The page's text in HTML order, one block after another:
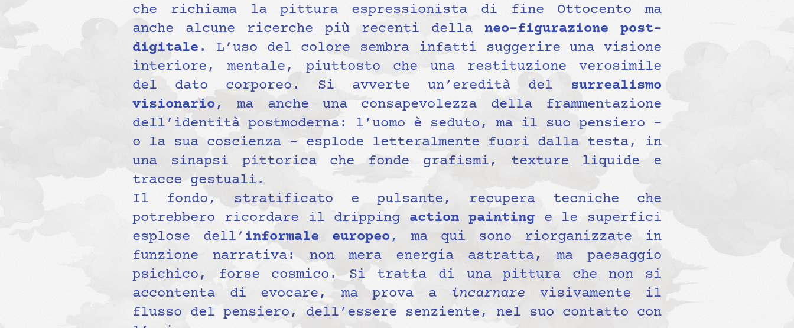
che richiama la pittura espressionista di fine Ottocento ma
anche alcune ricerche più recenti della neo-figurazione post-
digitale . L’uso del colore sembra infatti suggerire una visione
interiore, mentale, piuttosto che una restituzione verosimile
del dato corporeo. Si avverte un’eredità del surrealismo
visionario, ma anche una consapevolezza della frammentazione
dell’identità postmoderna: l’uomo è seduto, ma il suo pensiero –
o la sua coscienza – esplode letteralmente fuori dalla testa, in
una sinapsi pittorica che fonde grafismi, texture liquide e
tracce gestuali.
Il fondo, stratificato e pulsante, recupera tecniche che
potrebbero ricordare il dripping action paintinge le superfici
esplose dell’ informale europeo, ma qui sono riorganizzate in
funzione narrativa: non mera energia astratta, ma paesaggio
psichico, forse cosmico. Si tratta di una pittura che non si
accontenta di evocare, ma prova a
incarnare visivamente il
flusso del pensiero, dell’essere senziente, nel suo contatto con